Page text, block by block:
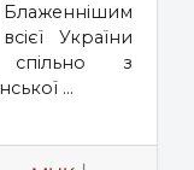
України
спільно з
...